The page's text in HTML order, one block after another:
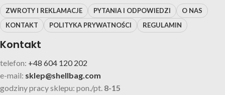
ZWROTY I REKLAMACJE PYTANIA I ODPOWIEDZI
O NAS
KONTAKT
POLITYKA PRYWATNOŚCI REGULAMIN
Kontakt
telefon: +48 604 120 202
e-mail: sklep@shellbag.com
godziny pracy sklepu: pon./pt. 8-15